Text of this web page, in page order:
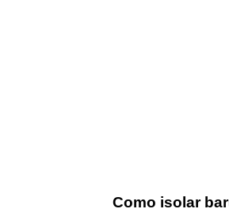
Como isolar